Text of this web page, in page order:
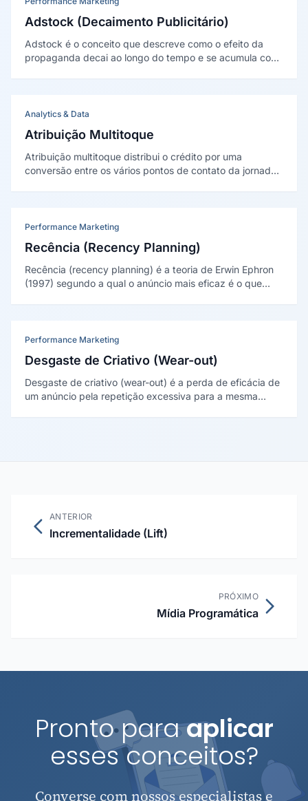
Adstock (Decaimento Publicitário)
Adstock é o conceito que descreve como o efeito da
propaganda decai ao longo do tempo e se acumula com
Analytics & Data
Atribuição Multitoque
Atribuição multitoque distribui o crédito por uma
conversão entre os vários pontos de contato da jornada,
Performance Marketing
Recência (Recency Planning)
Recência (recency planning) é a teoria de Erwin Ephron
(1997) segundo a qual o anúncio mais eficaz é o que
Performance Marketing
Desgaste de Criativo (Wear-out)
Desgaste de criativo (wear-out) é a perda de eficácia de
um anúncio pela repetição excessiva para a mesma
ANTERIOR
Incrementalidade (Lift)
PRÓXIMO
Mídia Programática
Pronto paraaplicar
esses conceitos?
Converse com nossos especialistas e